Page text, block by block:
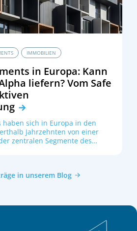
Experten wie beispielsweise
oder Wirtschaftsprüfer
ziehen. Für evtl. eintretende
beim Kauf dieses Produktes
in dieser Unterlage
für Ihren Fonds können
allfällige Schäden
oder indirekt mit dem
zusammenhängen.
IMMOBILIEN
in Europa: Kann
liefern? Vom Safe
haben sich in Europa in den
Jahrzehnten von einer
zentralen Segmente des
(siehe Abbildung 1).
begrenzt, während
in unserem Blog